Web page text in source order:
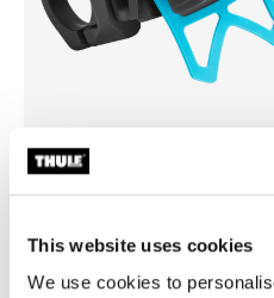
This website uses cookies
We use cookies to
Thule smartphone bike mount
Smartphone Fahrradhalterung
39,95 €